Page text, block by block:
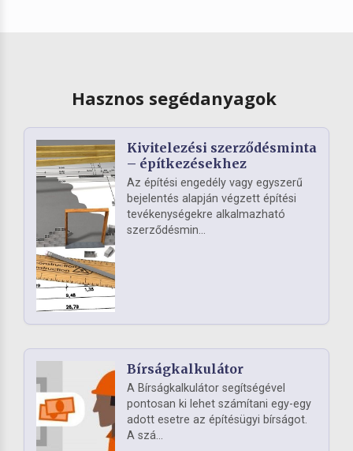
Hasznos segédanyagok
Kivitelezési szerződésminta
– építkezésekhez
Az építési engedély vagy egyszerű
bejelentés alapján végzett építési
tevékenységekre alkalmazható
szerződésmin...
Bírságkalkulátor
A Bírságkalkulátor segítségével
pontosan ki lehet számítani egy-egy
adott esetre az építésügyi bírságot.
A szá...